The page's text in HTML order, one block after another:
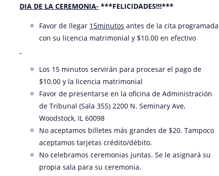
DIA DE LA CEREMONIA- ***FELICIDADES!!!***
Favor de llegar 15minutos antes de la cita programada
con su licencia matrimonial y $10.00 en efectivo
Los 15 minutos servirán para procesar el pago de
$10.00 y la licencia matrimonial
Favor de presentarse en la oficina de Administración
de Tribunal (Sala 355) 2200 N. Seminary Ave,
Woodstock, IL 60098
No aceptamos billetes más grandes de $20. Tampoco
aceptamos tarjetas crédito/débito.
No celebramos ceremonias juntas. Se le asignará su
propia sala para su ceremonia.